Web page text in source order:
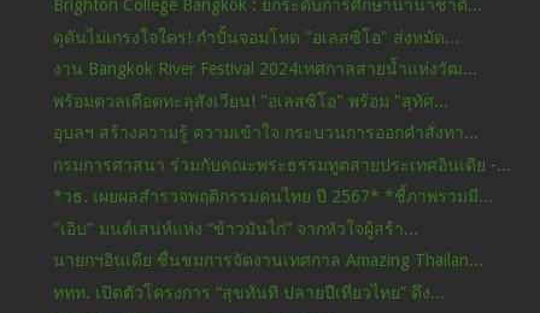
Brighton College Bangkok : ยกระดับการศึกษานานาชาติ...
ดุดันไม่เกรงใจใคร! กำปั้นจอมโหด "อเลสซิโอ" ส่งหมัด...
งาน Bangkok River Festival 2024เทศกาลสายน้ำแห่งวัฒ...
พร้อมดวลเดือดทะลุสังเวียน! "อเลสซิโอ" พร้อม "สุทัศ...
อุบลฯ สร้างความรู้ ความเข้าใจ กระบวนการออกคำสั่งทา...
กรมการศาสนา ร่วมกับคณะพระธรรมทูตสายประเทศอินเดีย -...
*วธ. เผยผลสำรวจพฤติกรรมคนไทย ปี 2567* *ชี้ภาพรวมมี...
"เอิบ" มนต์เสน่ห์แห่ง “ข้าวมันไก่” จากหัวใจผู้สร้า...
นายกฯอินเดีย ชื่นชมการจัดงานเทศกาล Amazing Thailan...
ททท. เปิดตัวโครงการ “สุขทันที ปลายปีเที่ยวไทย” ดึง...